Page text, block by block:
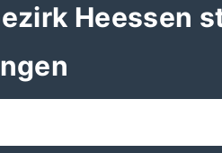
Heessen